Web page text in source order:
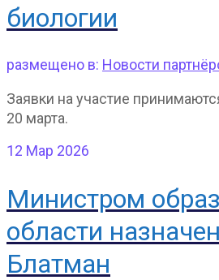
биологии
размещено в: Новости
Заявки на участие
20 марта.
12 Мар 2026
Министром
области
Блатман